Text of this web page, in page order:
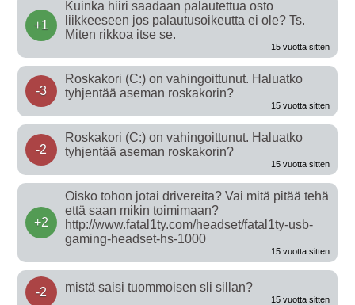
+1
Kuinka hiiri saadaan palautettua osto
liikkeeseen jos palautusoikeutta ei ole? Ts.
Miten rikkoa itse se.
15 vuotta sitten
-3
Roskakori (C:) on vahingoittunut. Haluatko
tyhjentää aseman roskakorin?
15 vuotta sitten
-2
Roskakori (C:) on vahingoittunut. Haluatko
tyhjentää aseman roskakorin?
15 vuotta sitten
+2
Oisko tohon jotai drivereita? Vai mitä pitää tehä
että saan mikin toimimaan?
http://www.fatal1ty.com/headset/fatal1ty-usb-
gaming-headset-hs-1000
15 vuotta sitten
-2 mistä saisi tuommoisen sli sillan?
15 vuotta sitten